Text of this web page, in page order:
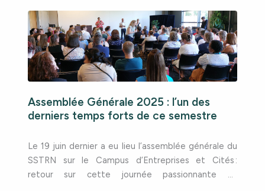
savoir ? Si vous apportez un soutien
Assemblée Générale 2025 : l’un des
derniers temps forts de ce semestre
Le 19 juin dernier a eu lieu l’assemblée générale du
SSTRN sur le Campus d’Entreprises et Cités :
retour sur cette journée passionnante et